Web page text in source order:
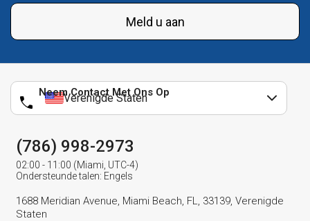
Meld u aan
Neem Contact Met Ons Op
Verenigde Staten
(786) 998-2973
02:00 - 11:00 (Miami, UTC-4)
Ondersteunde talen: Engels
1688 Meridian Avenue, Miami Beach, FL, 33139, Verenigde
Staten